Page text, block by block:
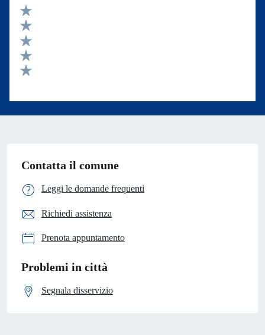
Valuta 5 stelle su 5
Valuta 4 stelle su 5
Valuta 3 stelle su 5
Valuta 2 stelle su 5
Contatta il comune
Leggi le domande frequenti
Richiedi assistenza
Prenota appuntamento
Problemi in città
Segnala disservizio